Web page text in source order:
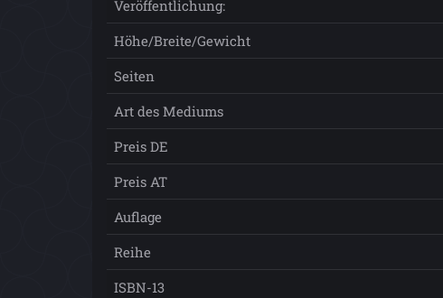
Veröffentlichung:
Höhe/Breite/Gewicht
Seiten
Art des Mediums
Preis DE
Preis AT
Auflage
Reihe
ISBN-13